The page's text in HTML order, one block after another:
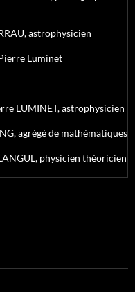
astrophysicien
Luminet
LUMINET, astrophysicien
agrégé de mathématiques
physicien théoricien